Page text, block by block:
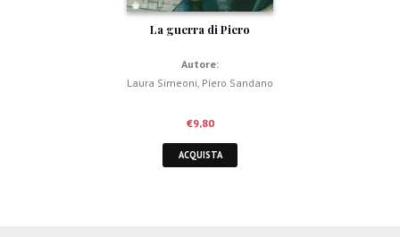
La guerra di Piero
Autore:
Laura Simeoni Piero Sandano
€9,80
ACQUISTA